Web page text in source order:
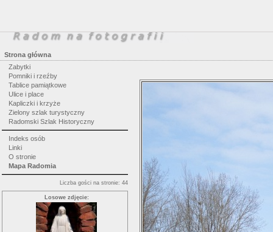
Strona główna
Zabytki
Pomniki i rzeźby
Tablice pamiątkowe
Ulice i place
Kapliczki i krzyże
Zielony szlak turystyczny
Radomski Szlak Historyczny
Indeks osób
Linki
O stronie
Mapa Radomia
Liczba gości na stronie: 44
Losowe zdjęcie: